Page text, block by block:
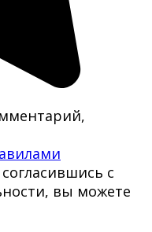
с
вы можете